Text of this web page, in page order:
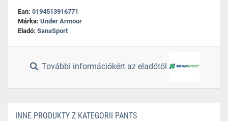
Ean: 0194513916771
Márka: Under Armour
Eladó: SanaSport
További információkért az eladótól
INNE PRODUKTY Z KATEGORII PANTS